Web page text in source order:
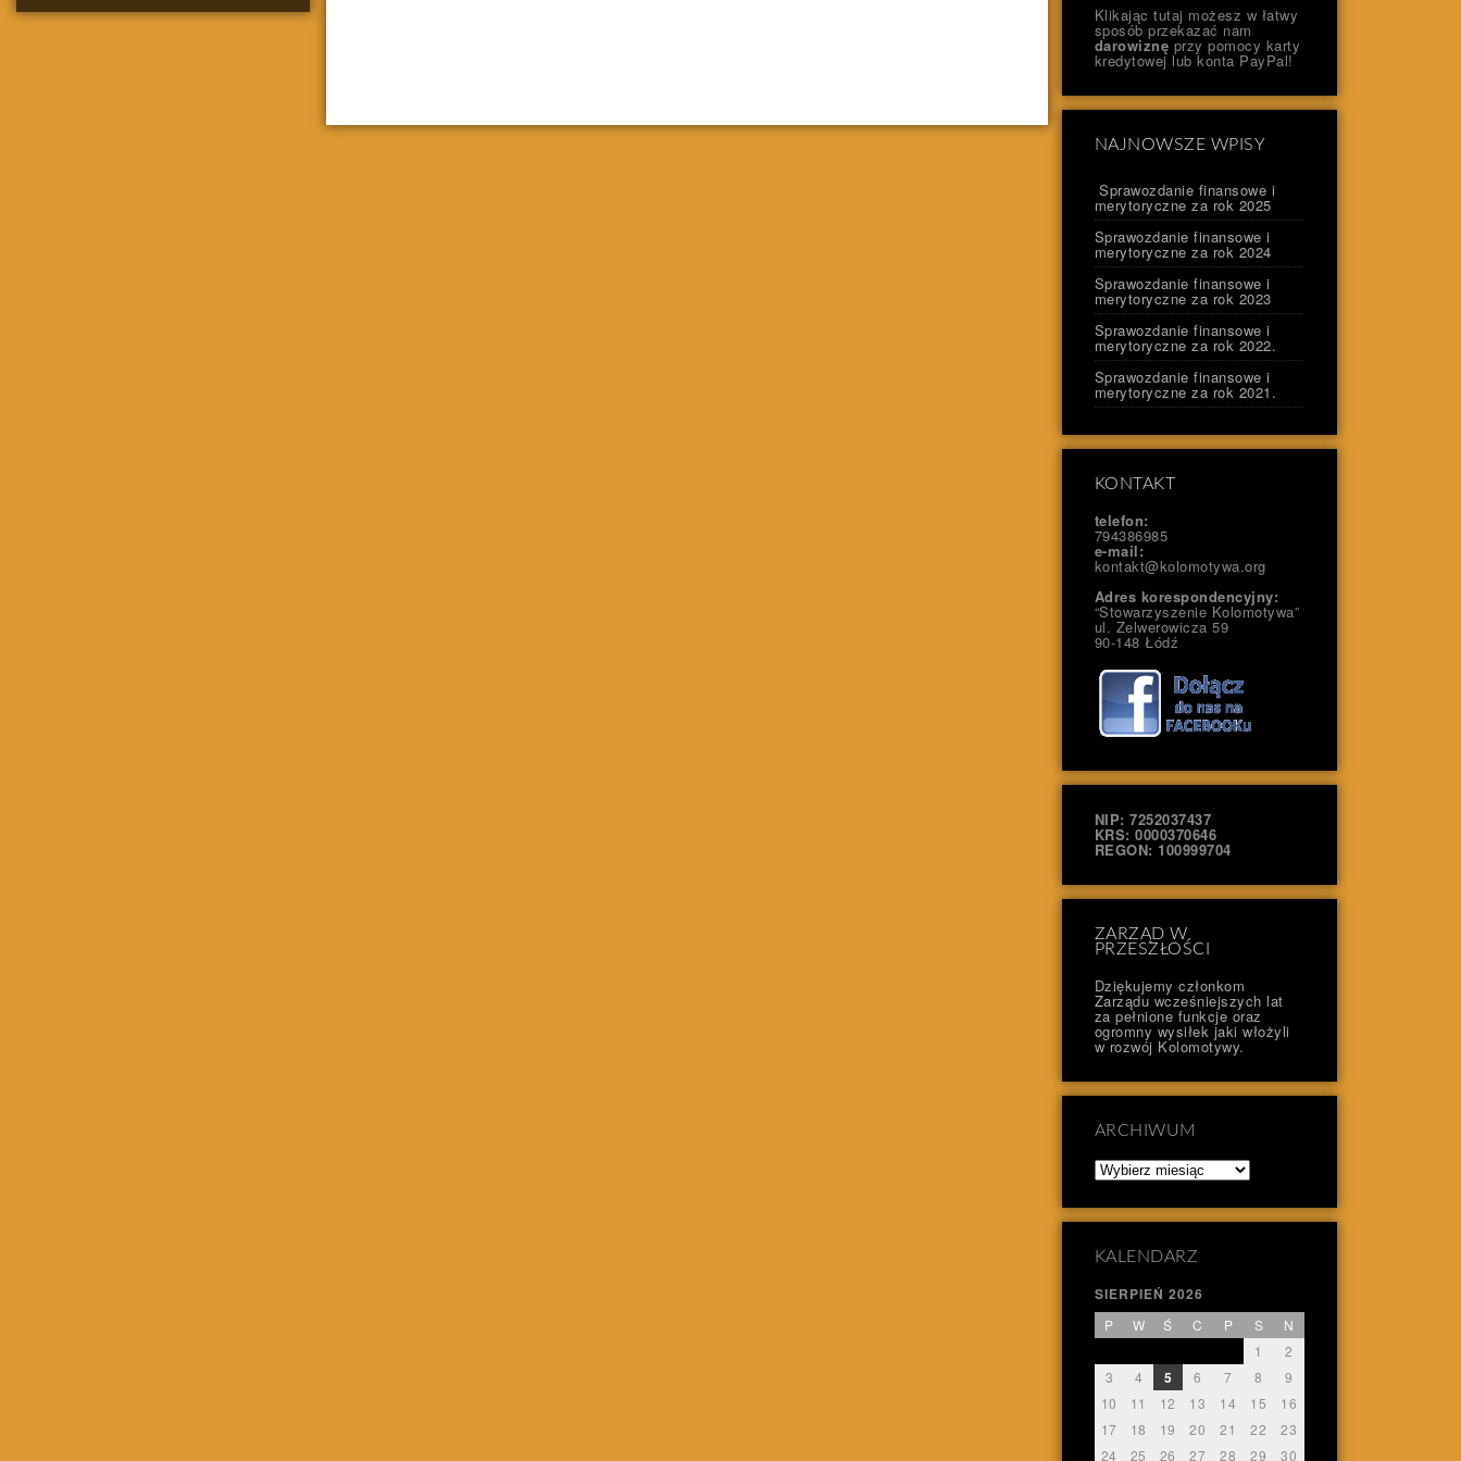
Klikając tutaj możesz w łatwy
sposób przekazać nam
darowiznę przy pomocy karty
kredytowej lub konta PayPal!
NAJNOWSZE WPISY
Sprawozdanie finansowe i
merytoryczne za rok 2025
Sprawozdanie finansowe i
merytoryczne za rok 2024
Sprawozdanie finansowe i
merytoryczne za rok 2023
Sprawozdanie finansowe i
merytoryczne za rok 2022.
Sprawozdanie finansowe i
merytoryczne za rok 2021.
KONTAKT
telefon:
794386985
e-mail:
kontakt@kolomotywa.org
Adres korespondencyjny:
“Stowarzyszenie Kolomotywa”
ul. Zelwerowicza 59
90-148 Łódź
NIP: 7252037437
KRS: 0000370646
REGON: 100999704
ZARZĄD W
PRZESZŁOŚCI
Dziękujemy członkom
Zarządu wcześniejszych lat
za pełnione funkcje oraz
ogromny wysiłek jaki włożyli
w rozwój Kolomotywy.
ARCHIWUM
Archiwum
KALENDARZ
SIERPIEŃ 2026
P W Ś C P S
N
1
2
3
4 5 6 7 8
9
10
11 12 13 14 15
16
17
18 19 20 21 22
23
24
25 26 27 28 29 30